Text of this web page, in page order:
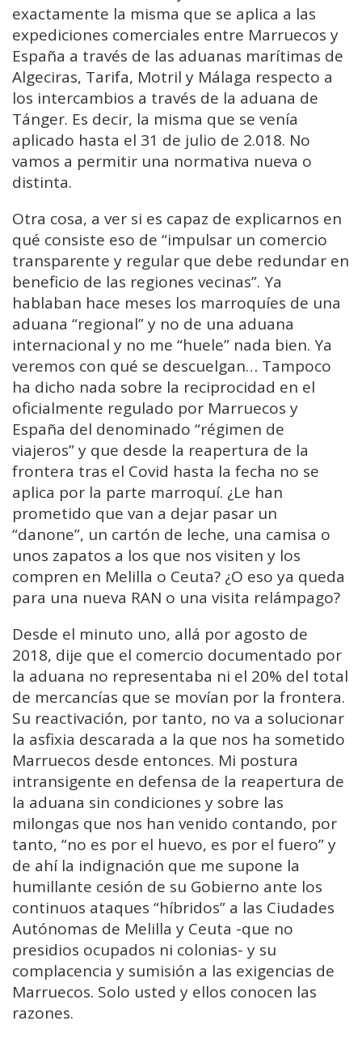
exactamente la misma que se aplica a las
expediciones comerciales entre Marruecos y
España a través de las aduanas marítimas de
Algeciras, Tarifa, Motril y Málaga respecto a
los intercambios a través de la aduana de
Tánger. Es decir, la misma que se venía
aplicado hasta el 31 de julio de 2.018. No
vamos a permitir una normativa nueva o
distinta.
Otra cosa, a ver si es capaz de explicarnos en
qué consiste eso de “impulsar un comercio
transparente y regular que debe redundar en
beneficio de las regiones vecinas”. Ya
hablaban hace meses los marroquíes de una
aduana “regional” y no de una aduana
internacional y no me “huele” nada bien. Ya
veremos con qué se descuelgan… Tampoco
ha dicho nada sobre la reciprocidad en el
oficialmente regulado por Marruecos y
España del denominado “régimen de
viajeros” y que desde la reapertura de la
frontera tras el Covid hasta la fecha no se
aplica por la parte marroquí. ¿Le han
prometido que van a dejar pasar un
“danone”, un cartón de leche, una camisa o
unos zapatos a los que nos visiten y los
compren en Melilla o Ceuta? ¿O eso ya queda
para una nueva RAN o una visita relámpago?
Desde el minuto uno, allá por agosto de
2018, dije que el comercio documentado por
la aduana no representaba ni el 20% del total
de mercancías que se movían por la frontera.
Su reactivación, por tanto, no va a solucionar
la asfixia descarada a la que nos ha sometido
Marruecos desde entonces. Mi postura
intransigente en defensa de la reapertura de
la aduana sin condiciones y sobre las
milongas que nos han venido contando, por
tanto, “no es por el huevo, es por el fuero” y
de ahí la indignación que me supone la
humillante cesión de su Gobierno ante los
continuos ataques “híbridos” a las Ciudades
Autónomas de Melilla y Ceuta -que no
presidios ocupados ni colonias- y su
complacencia y sumisión a las exigencias de
Marruecos. Solo usted y ellos conocen las
razones.